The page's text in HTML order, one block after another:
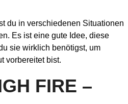
du in verschiedenen Situationen
Es ist eine gute Idee, diese
sie wirklich benötigst, um
vorbereitet bist.
FIRE –